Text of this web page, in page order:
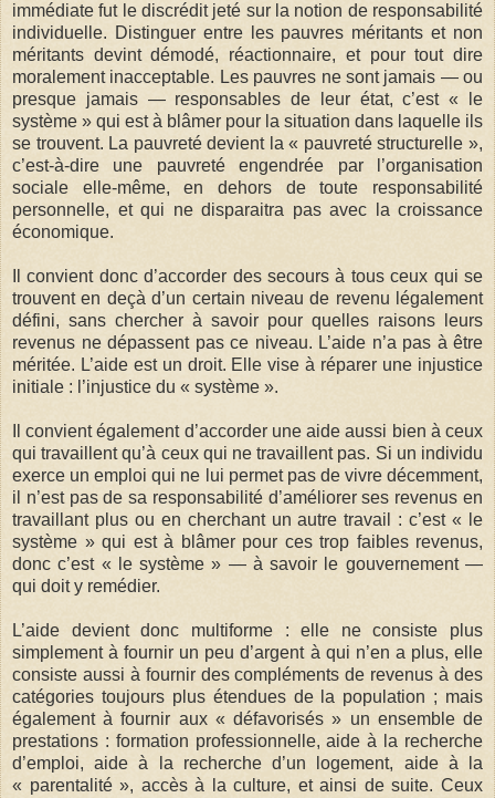
immédiate fut le discrédit jeté sur la notion de responsabilité
individuelle. Distinguer entre les pauvres méritants et non
méritants devint démodé, réactionnaire, et pour tout dire
moralement inacceptable. Les pauvres ne sont jamais — ou
presque jamais — responsables de leur état, c’est « le
système » qui est à blâmer pour la situation dans laquelle ils
se trouvent. La pauvreté devient la « pauvreté structurelle »,
c’est-à-dire une pauvreté engendrée par l’organisation
sociale elle-même, en dehors de toute responsabilité
personnelle, et qui ne disparaitra pas avec la croissance
économique.
Il convient donc d’accorder des secours à tous ceux qui se
trouvent en deçà d’un certain niveau de revenu légalement
défini, sans chercher à savoir pour quelles raisons leurs
revenus ne dépassent pas ce niveau. L’aide n’a pas à être
méritée. L’aide est un droit. Elle vise à réparer une injustice
initiale : l’injustice du « système ».
Il convient également d’accorder une aide aussi bien à ceux
qui travaillent qu’à ceux qui ne travaillent pas. Si un individu
exerce un emploi qui ne lui permet pas de vivre décemment,
il n’est pas de sa responsabilité d’améliorer ses revenus en
travaillant plus ou en cherchant un autre travail : c’est « le
système » qui est à blâmer pour ces trop faibles revenus,
donc c’est « le système » — à savoir le gouvernement —
qui doit y remédier.
L’aide devient donc multiforme : elle ne consiste plus
simplement à fournir un peu d’argent à qui n’en a plus, elle
consiste aussi à fournir des compléments de revenus à des
catégories toujours plus étendues de la population ; mais
également à fournir aux « défavorisés » un ensemble de
prestations : formation professionnelle, aide à la recherche
d’emploi, aide à la recherche d’un logement, aide à la
« parentalité », accès à la culture, et ainsi de suite. Ceux